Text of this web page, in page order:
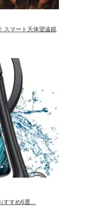
スマート天体望遠鏡
すすめ6選…